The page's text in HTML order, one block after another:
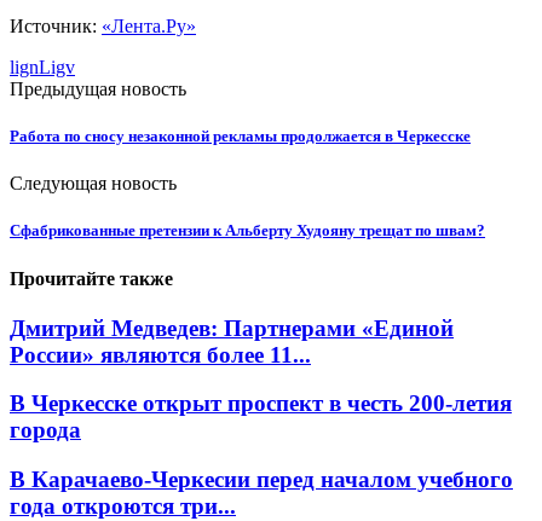
Источник: «Лента.Ру»
lignLigv
Предыдущая новость
Работа по сносу незаконной рекламы продолжается в Черкесске
Следующая новость
Сфабрикованные претензии к Альберту Худояну трещат по швам?
Прочитайте также
Дмитрий Медведев: Партнерами «Единой
России» являются более 11...
В Черкесске открыт проспект в честь 200-летия
города
В Карачаево-Черкесии перед началом учебного
года откроются три...